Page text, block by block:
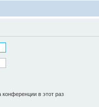
в этот раз